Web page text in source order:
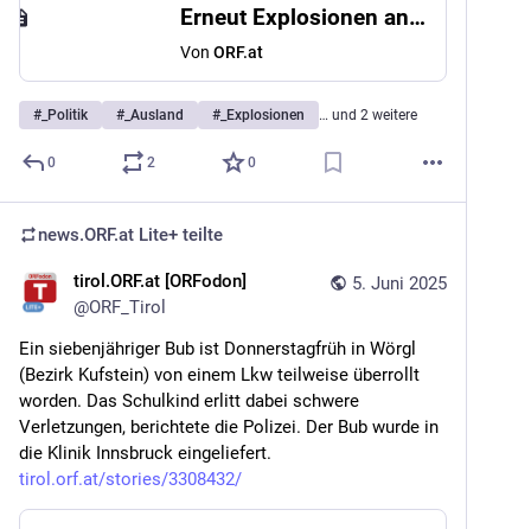
Erneut Explosionen an Zugsstrecke in Russland
Von ORF.at
# _Politik # _Ausland # _Explosionen … und 2 weitere
0 2 0
news.ORF.at Lite+ teilte
5. Juni 2025
tirol.ORF.at [ORFodon]
@ORF_Tirol
Ein siebenjähriger Bub ist Donnerstagfrüh in Wörgl
(Bezirk Kufstein) von einem Lkw teilweise überrollt
worden. Das Schulkind erlitt dabei schwere
Verletzungen, berichtete die Polizei. Der Bub wurde in
die Klinik Innsbruck eingeliefert.
tirol.orf.at/stories/3308432/